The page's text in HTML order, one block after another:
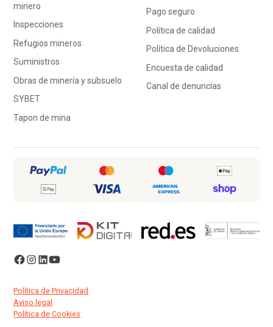
minero
Inspecciones
Refugios mineros
Suministros
Obras de minería y subsuelo
SYBET
Tapon de mina
Pago seguro
Política de calidad
Política de Devoluciones
Encuesta de calidad
Canal de denuncías
Política de Privacidad
Aviso legal
Política de Cookies